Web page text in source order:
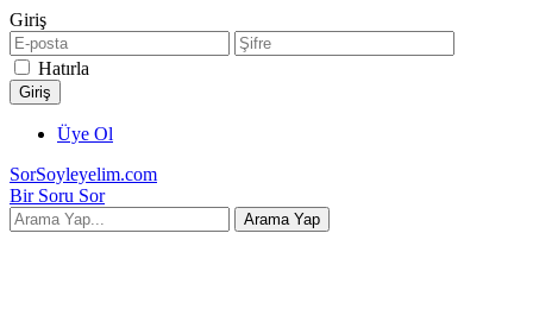
Giriş
Hatırla
Üye Ol
SorSoyleyelim.com
Bir Soru Sor